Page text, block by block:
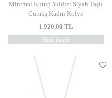
Minimal Kutup Yıldızı Siyah Taşlı
Gümüş Kadın Kolye
1.920,00 TL
Hızlı İncele